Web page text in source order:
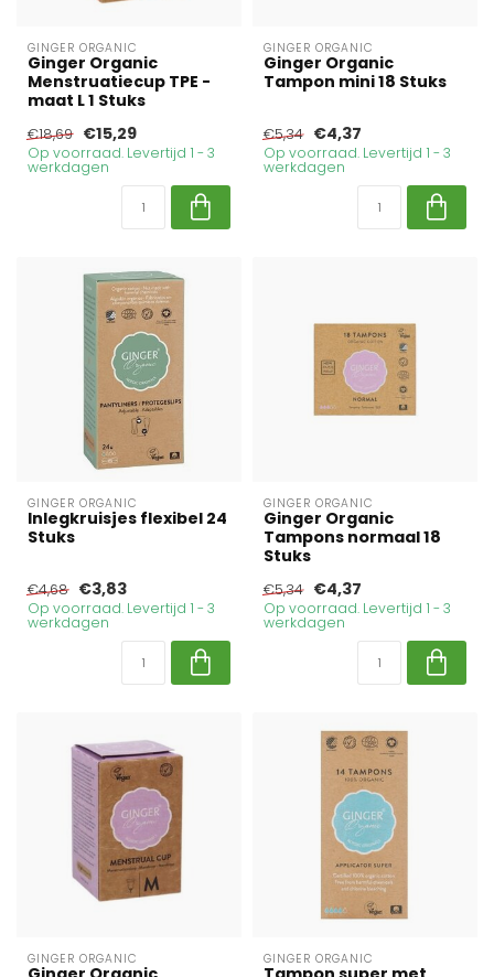
GINGER ORGANIC
Ginger Organic
Menstruatiecup TPE -
maat L 1 Stuks
€18,69 €15,29
Op voorraad. Levertijd 1 - 3
werkdagen
GINGER ORGANIC
Ginger Organic
Tampon mini 18 Stuks
€5,34 €4,37
Op voorraad. Levertijd 1 - 3
werkdagen
GINGER ORGANIC
Inlegkruisjes flexibel 24
Stuks
€4,68 €3,83
Op voorraad. Levertijd 1 - 3
werkdagen
GINGER ORGANIC
Ginger Organic
Tampons normaal 18
Stuks
€5,34 €4,37
Op voorraad. Levertijd 1 - 3
werkdagen
GINGER ORGANIC GINGER ORGANIC